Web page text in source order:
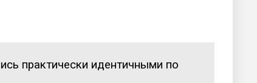
практически идентичными по